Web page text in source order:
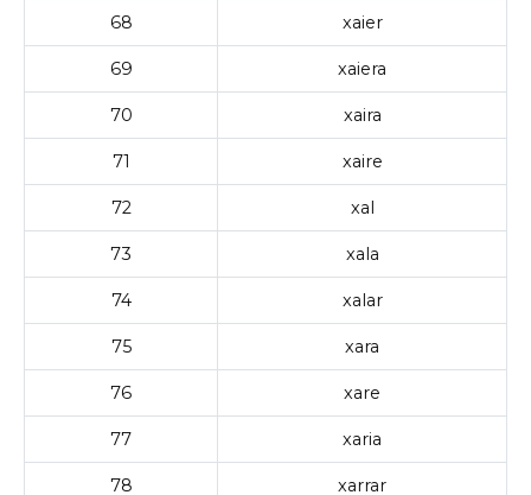
68 xaier
69 xaiera
70 xaira
71 xaire
72 xal
73 xala
74 xalar
75 xara
76 xare
77 xaria
78 xarrar